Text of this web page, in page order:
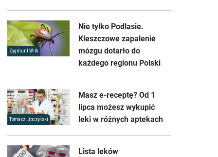
Zygmunt Wilk
Nie tylko Podlasie.
Kleszczowe zapalenie
mózgu dotarło do
każdego regionu Polski
Tomasz Lipczyński
Masz e-receptę? Od 1
lipca możesz wykupić
leki w różnych aptekach
Lista leków